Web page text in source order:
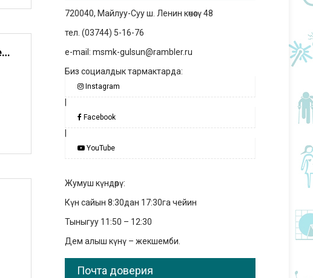
15-февралда Афганистан мамлекетинен советтик аскерлердин чыгарылгандыгынын 37 -жылдыгына арналган салттуу иш-чара болуп өттү.
720040, Майлуу-Суу ш. Ленин көчөсү 48
тел. (03744) 5-16-76
e-mail: msmk-gulsun@rambler.ru
Биз социалдык тармактарда:
Instagram
Facebook
YouTube
Жумуш күндөрү:
Күн сайын 8:30дан 17:30га чейин
Тыныгуу 11:50 – 12:30
Дем алыш күнү – жекшемби.
Почта доверия